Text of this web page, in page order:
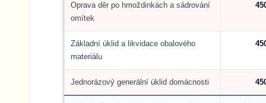
Oprava děr po hmoždinkách a sádrování
omítek
Základní úklid a likvidace obalového
materiálu
Jednorázový generální úklid domácnosti